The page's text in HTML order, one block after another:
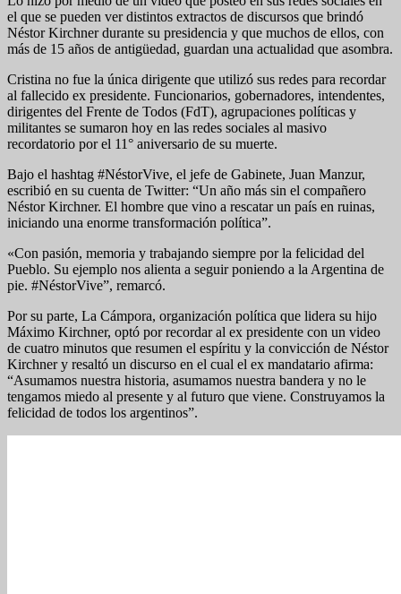
el que se pueden ver distintos extractos de discursos que brindó
Néstor Kirchner durante su presidencia y que muchos de ellos, con
más de 15 años de antigüedad, guardan una actualidad que asombra.
Cristina no fue la única dirigente que utilizó sus redes para recordar
al fallecido ex presidente. Funcionarios, gobernadores, intendentes,
dirigentes del Frente de Todos (FdT), agrupaciones políticas y
militantes se sumaron hoy en las redes sociales al masivo
recordatorio por el 11° aniversario de su muerte.
Bajo el hashtag #NéstorVive, el jefe de Gabinete, Juan Manzur,
escribió en su cuenta de Twitter: “Un año más sin el compañero
Néstor Kirchner. El hombre que vino a rescatar un país en ruinas,
iniciando una enorme transformación política”.
«Con pasión, memoria y trabajando siempre por la felicidad del
Pueblo. Su ejemplo nos alienta a seguir poniendo a la Argentina de
pie. #NéstorVive”, remarcó.
Por su parte, La Cámpora, organización política que lidera su hijo
Máximo Kirchner, optó por recordar al ex presidente con un video
de cuatro minutos que resumen el espíritu y la convicción de Néstor
Kirchner y resaltó un discurso en el cual el ex mandatario afirma:
“Asumamos nuestra historia, asumamos nuestra bandera y no le
tengamos miedo al presente y al futuro que viene. Construyamos la
felicidad de todos los argentinos”.